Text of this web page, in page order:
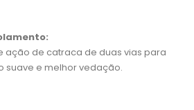
ação de catraca de duas vias para
suave e melhor vedação.